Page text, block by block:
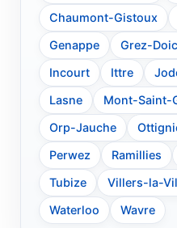
Chaumont-Gistoux
Genappe
Grez-
Incourt
Ittre
Lasne
Mont-Saint-
Orp-Jauche
Perwez
Ramillies
Tubize
Villers-la-
Waterloo
Wavre